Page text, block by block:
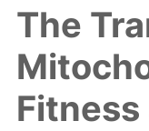
The